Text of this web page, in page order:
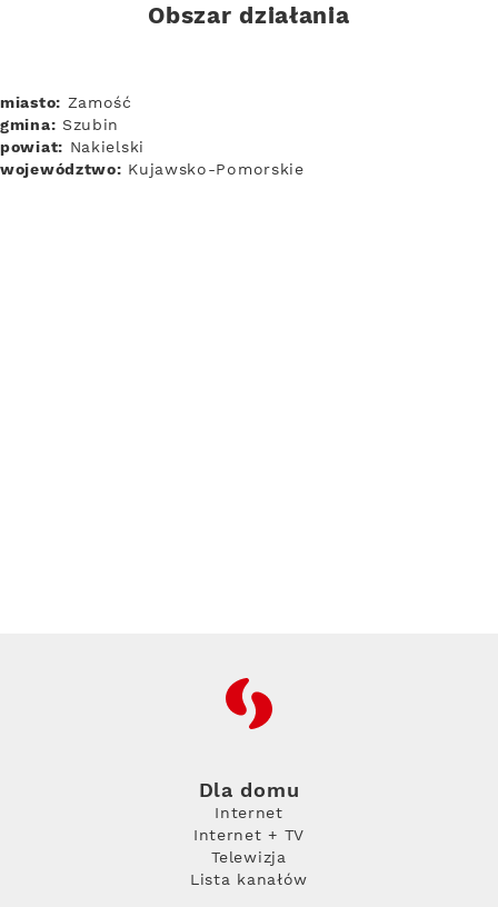
Obszar działania
miasto: Zamość
gmina: Szubin
powiat: Nakielski
województwo: Kujawsko-Pomorskie
RFC
Dla domu
Internet
Internet + TV
Telewizja
Lista kanałów